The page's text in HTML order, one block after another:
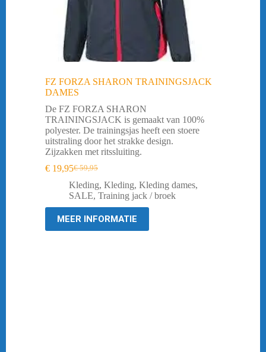
FZ FORZA SHARON TRAININGSJACK
DAMES
De FZ FORZA SHARON
TRAININGSJACK is gemaakt van 100%
polyester. De trainingsjas heeft een stoere
uitstraling door het strakke design.
Zijzakken met ritssluiting.
€59,95
Oorspronkelijke
prijs
was:
€ 19,95Huidige
prijs
is:
Kleding, Kleding, Kleding dames,
SALE, Training jack / broek
MEER INFORMATIE